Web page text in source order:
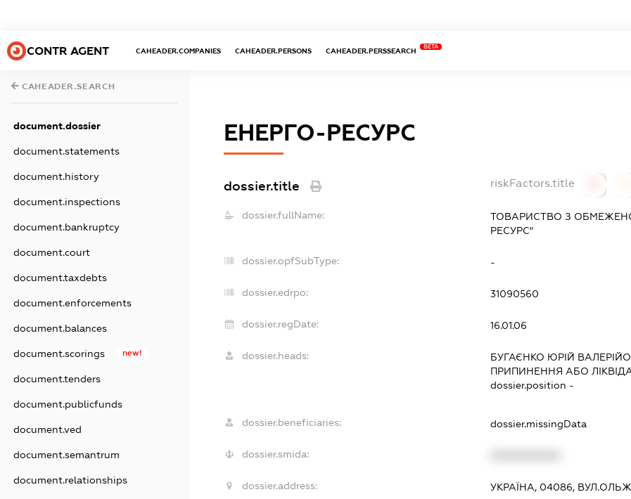
CONTR AGENT CAHEADER.COMPANIES CAHEADER.PERSONS CAHEADER.PERSSEARCH
BETA
CAHEADER.SEARCH
document.dossier
document.statements
document.history
document.inspections
document.bankruptcy
document.court
document.taxdebts
document.enforcements
document.balances
document.scorings new!
document.tenders
document.publicfunds
document.ved
document.semantrum
document.relationships
ЕНЕРГО-РЕСУРС
dossier.title riskFactors.title
dossier.fullName:
ТОВАРИСТВО З
РЕСУРС"
dossier.opfSubType: -
dossier.edrpo: 31090560
dossier.regDate: 16.01.06
dossier.heads: БУГАЄНКО ЮРІЙ
ПРИПИНЕННЯ АБО
dossier.position -
dossier.beneficiaries: dossier.missingData
dossier.smida:
dossier.address: УКРАЇНА, 04086,